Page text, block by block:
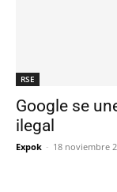
RSE
Google se
ilegal
Expok - 18 noviembre